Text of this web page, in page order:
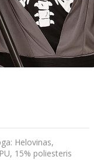
Helovinas,
15% poliesteris